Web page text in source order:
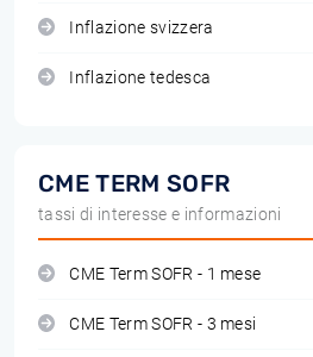
Inflazione svizzera
Inflazione tedesca
CME TERM SOFR
tassi di interesse e informazioni
CME Term SOFR - 1 mese
CME Term SOFR - 3 mesi